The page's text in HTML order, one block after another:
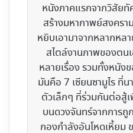
หนังภาคแรกจากวิสัยทั
สร้างมหากาพย์สงครา
หยิบเอามาจากหลากหล
สไตล์งานภาพของตน
หลายเรื่อง รวมทั้งหนัง
มันคือ 7 เซียนซามูไร ที่
ตัวเล็กๆ ที่ร่วมกันต่อสู้
บนดวงจันทร์จากการถู
กองกำลังอันโหดเหี้ยม